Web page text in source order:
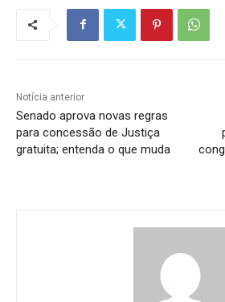
Notícia anterior
Senado aprova novas regras
para concessão de Justiça
gratuita; entenda o que muda